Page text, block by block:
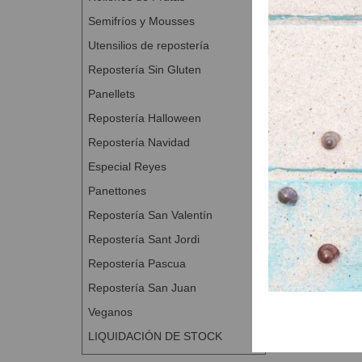
Semifríos y Mousses
Utensilios de repostería
Repostería Sin Gluten
Panellets
Repostería Halloween
Repostería Navidad
Especial Reyes
Panettones
Repostería San Valentín
Repostería Sant Jordi
Repostería Pascua
Repostería San Juan
Veganos
LIQUIDACIÓN DE STOCK
A
seca.
Poner la
Cortar la
Darle
Colocar
Cocer a
de 750 g.
PREPARACIÓN
Tiempo
Tiempo
Dificultad